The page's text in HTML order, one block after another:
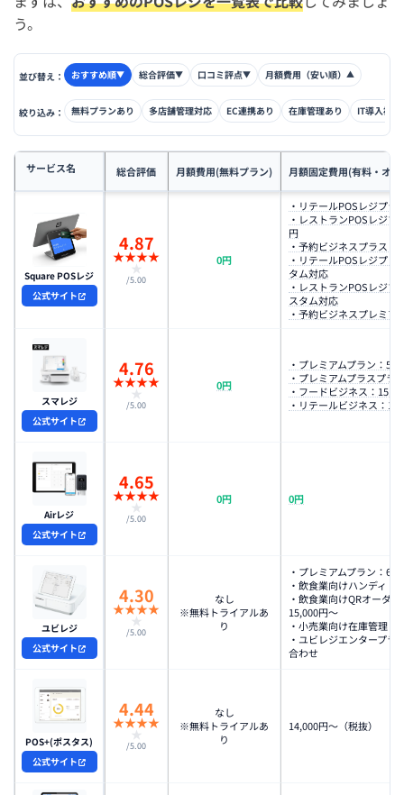
う。
並び替え： おすすめ順▼ 総合評価▼ 口コミ評点▼ 月額費用（安い順） ▲
絞り込み： 無料プランあり 多店舗管理対応 EC連携あり 在庫管理あり IT導入補助
サービス名 総合評価 月額費用(無料プラン) 月額固定費用(有料・オ
Square POSレジ
公式サイト
4.87
★★★★
★
/5.00
0円
・リテールPOSレジプラ
・レストランPOSレジプ
円
・予約ビジネスプラス：
・リテールPOSレジプレ
タム対応
・レストランPOSレジプ
スタム対応
・予約ビジネスプレミア
スマレジ
公式サイト
4.76
★★★★
★
/5.00
0円
・プレミアムプラン：
・プレミアムプラスプラ
・フードビジネス：
・リテールビジネス：
Airレジ
公式サイト
4.65
★★★★
★
/5.00
0円 0円
ユビレジ
公式サイト
4.30
★★★★
★
/5.00
なし
※無料トライアルあ
り
・プレミアムプラン：
・飲食業向けハンディ：
・飲食業向けQRオーダ
15,000円〜
・小売業向け在庫管理：
・ユビレジエンタープラ
合わせ
POS+(ポスタス)
公式サイト
4.44
★★★★
★
/5.00
なし
※無料トライアルあ
り
14,000円〜（税抜）